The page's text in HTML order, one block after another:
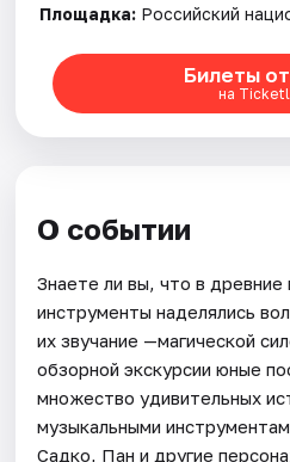
Площадка: Российский
Билеты
на
О событии
Знаете ли вы, что в
инструменты наделялись
их звучание —магической
обзорной экскурсии юные
множество удивительных
музыкальными
Садко, Пан и другие